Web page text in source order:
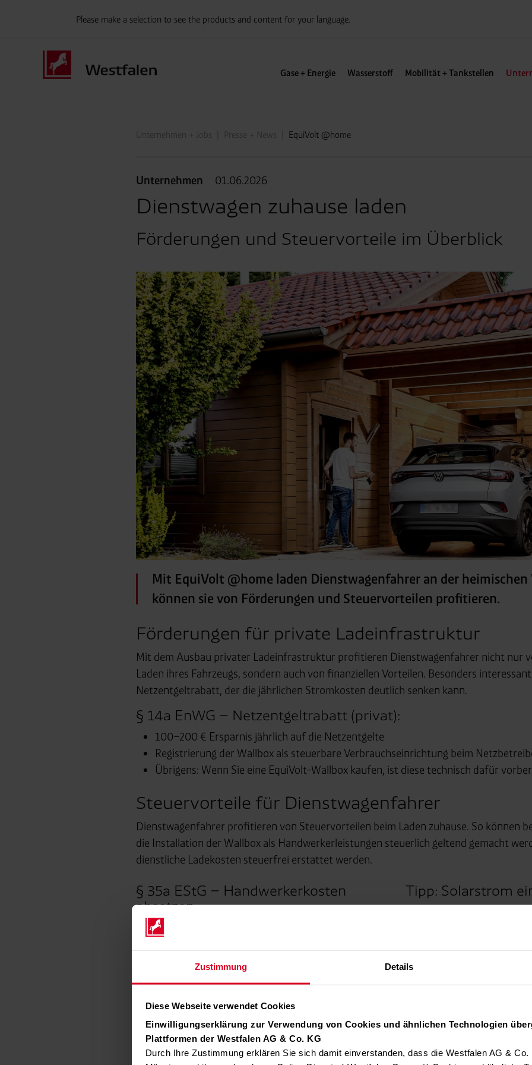
Zustimmung Details
Diese Webseite verwendet Cookies
Einwilligungserklärung zur Verwendung von Cookies und ähnlichen Technologien
Plattformen der Westfalen AG & Co. KG
Durch Ihre Zustimmung erklären Sie sich damit einverstanden, dass die Westfalen AG &
Please make a selection to see the products and content for your language.
Gase + Energie Wasserstoff Mobilität + Tankstellen
Unternehmen + Jobs Presse + News EquiVolt @home
Unternehmen 01.06.2026
Dienstwagen zuhause laden
Förderungen und Steuervorteile im Überblick
Mit EquiVolt @home laden Dienstwagenfahrer an der heimischen
können sie von Förderungen und Steuervorteilen profitieren.
Förderungen für private Ladeinfrastruktur
Mit dem Ausbau privater Ladeinfrastruktur profitieren Dienstwagenfahrer nicht nur
Laden ihres Fahrzeugs, sondern auch von finanziellen Vorteilen. Besonders
Netzentgeltrabatt, der die jährlichen Stromkosten deutlich senken kann.
§ 14a EnWG – Netzentgeltrabatt (privat):
100–200 € Ersparnis jährlich auf die Netzentgelte
Registrierung der Wallbox als steuerbare Verbrauchseinrichtung beim
Übrigens: Wenn Sie eine EquiVolt-Wallbox kaufen, ist diese technisch dafür
Steuervorteile für Dienstwagenfahrer
Dienstwagenfahrer profitieren von Steuervorteilen beim Laden zuhause. So können
die Installation der Wallbox als Handwerkerleistungen steuerlich geltend gemacht
dienstliche Ladekosten steuerfrei erstattet werden.
§ 35a EStG – Handwerkerkosten
absetzen:
20 % der Arbeits- und Fahrtkosten direkt von der
Materialkosten müssen separat ausgewiesen sein,
Tipp: Solarstrom
Ja, Sie können Ihren
erzeugtem Solarstrom
Abrechnung dieser